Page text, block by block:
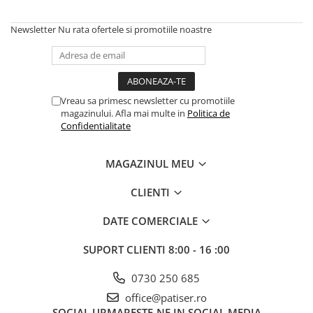
Alte accesorii pizza
Tavi,Retine Pizza
Storcatoare/ Dozatoare suc Fructe
Sifon Frisca
Manusi
Maturi si perii
Stante, Cutere
Cutter/razatoare mozarella
Blender termic/Toaster
Formator hamburger
Bain marie, Incalzitoare diverse
Newsletter Nu rata ofertele si promotiile noastre
Vreau sa primesc newsletter cu promotiile
magazinului. Afla mai multe in Politica de
Confidentialitate
MAGAZINUL MEU
CLIENTI
DATE COMERCIALE
SUPORT CLIENTI 8:00 - 16 :00
0730 250 685
office@patiser.ro